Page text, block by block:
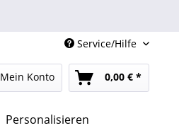
Service/Hilfe
Mein Konto 0,00 € *
Personalisieren